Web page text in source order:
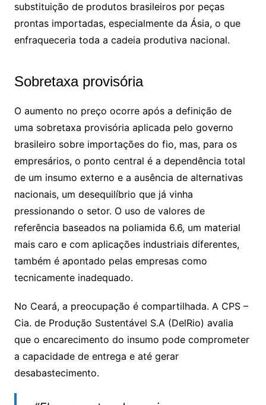
substituição de produtos brasileiros por peças
prontas importadas, especialmente da Ásia, o que
enfraqueceria toda a cadeia produtiva nacional.
Sobretaxa provisória
O aumento no preço ocorre após a definição de
uma sobretaxa provisória aplicada pelo governo
brasileiro sobre importações do fio, mas, para os
empresários, o ponto central é a dependência total
de um insumo externo e a ausência de alternativas
nacionais, um desequilíbrio que já vinha
pressionando o setor. O uso de valores de
referência baseados na poliamida 6.6, um material
mais caro e com aplicações industriais diferentes,
também é apontado pelas empresas como
tecnicamente inadequado.
No Ceará, a preocupação é compartilhada. A CPS –
Cia. de Produção Sustentável S.A (DelRio) avalia
que o encarecimento do insumo pode comprometer
a capacidade de entrega e até gerar
desabastecimento.